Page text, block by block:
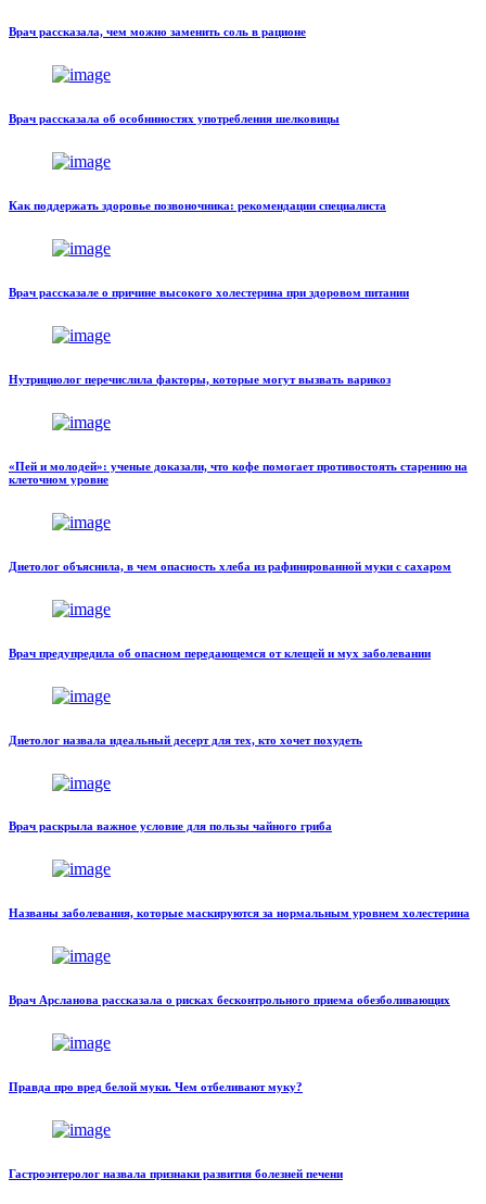
Врач рассказала, чем можно заменить соль в рационе
Врач рассказала об особннностях употребления шелковицы
Как поддержать здоровье позвоночника: рекомендации специалиста
Врач рассказале о причине высокого холестерина при здоровом питании
Нутрициолог перечислила факторы, которые могут вызвать варикоз
«Пей и молодей»: ученые доказали, что кофе помогает противостоять старению на
клеточном уровне
Диетолог объяснила, в чем опасность хлеба из рафинированной муки с сахаром
Врач предупредила об опасном передающемся от клещей и мух заболевании
Диетолог назвала идеальный десерт для тех, кто хочет похудеть
Врач раскрыла важное условие для пользы чайного гриба
Названы заболевания, которые маскируются за нормальным уровнем холестерина
Врач Арсланова рассказала о рисках бесконтрольного приема обезболивающих
Правда про вред белой муки. Чем отбеливают муку?
Гастроэнтеролог назвала признаки развития болезней печени